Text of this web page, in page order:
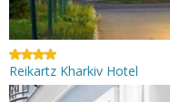
Reikartz Kharkiv Hotel